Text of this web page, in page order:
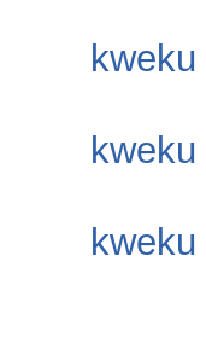
kweku
kweku
kweku